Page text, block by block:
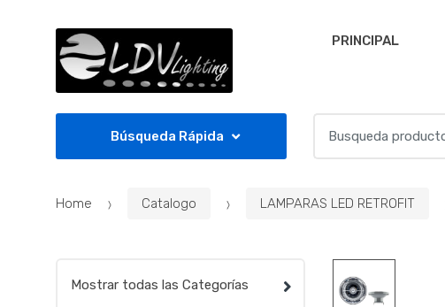
PRINCIPAL
Búsqueda Rápida
c
Home Catalogo LAMPARAS LED RETROFIT
Mostrar todas las Categorías